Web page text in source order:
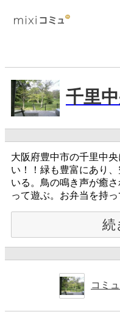
千里
大阪府豊中市の千里中
い！！緑も豊富にあり
いる。鳥の鳴き声が癒
って遊ぶ。お弁当を持
続
コミ